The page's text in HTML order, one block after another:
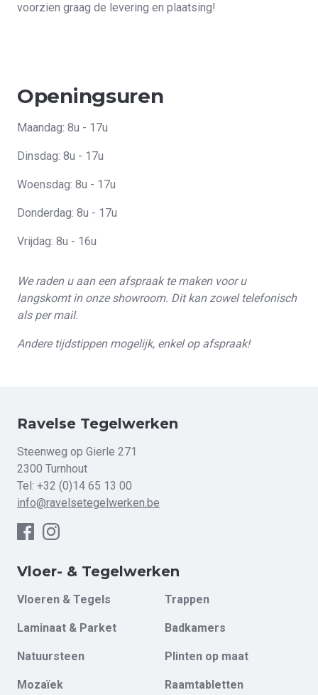
voorzien graag de levering en plaatsing!
Openingsuren
Maandag: 8u - 17u
Dinsdag: 8u - 17u
Woensdag: 8u - 17u
Donderdag: 8u - 17u
Vrijdag: 8u - 16u
We raden u aan een afspraak te maken voor u
langskomt in onze showroom. Dit kan zowel telefonisch
als per mail.
Andere tijdstippen mogelijk, enkel op afspraak!
Ravelse Tegelwerken
Steenweg op Gierle 271
2300 Turnhout
Tel: +32 (0)14 65 13 00
info@ravelsetegelwerken.be
Vloer- & Tegelwerken
Vloeren & Tegels
Laminaat & Parket
Natuursteen
Mozaïek
Trappen
Badkamers
Plinten op maat
Raamtabletten